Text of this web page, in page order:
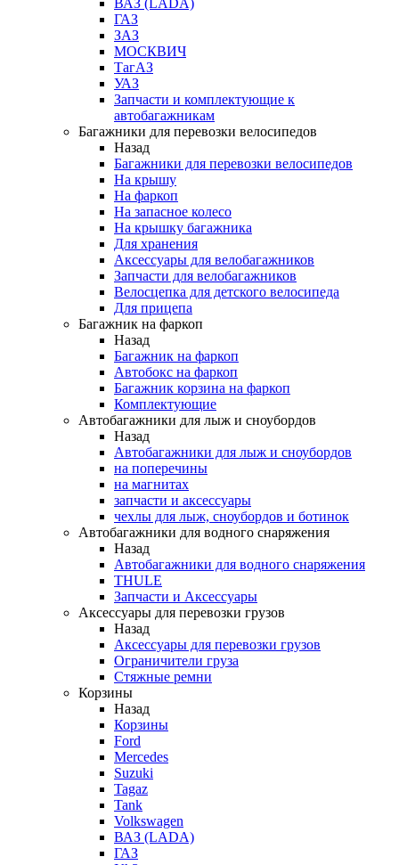
ВАЗ (LADA)
ГАЗ
ЗАЗ
МОСКВИЧ
ТагАЗ
УАЗ
Запчасти и комплектующие к
автобагажникам
Багажники для перевозки велосипедов
Назад
Багажники для перевозки велосипедов
На крышу
На фаркоп
На запасное колесо
На крышку багажника
Для хранения
Аксессуары для велобагажников
Запчасти для велобагажников
Велосцепка для детского велосипеда
Для прицепа
Багажник на фаркоп
Назад
Багажник на фаркоп
Автобокс на фаркоп
Багажник корзина на фаркоп
Комплектующие
Автобагажники для лыж и сноубордов
Назад
Автобагажники для лыж и сноубордов
на поперечины
на магнитах
запчасти и аксессуары
чехлы для лыж, сноубордов и ботинок
Автобагажники для водного снаряжения
Назад
Автобагажники для водного снаряжения
THULE
Запчасти и Аксессуары
Аксессуары для перевозки грузов
Назад
Аксессуары для перевозки грузов
Ограничители груза
Стяжные ремни
Корзины
Назад
Корзины
Ford
Mercedes
Suzuki
Tagaz
Tank
Volkswagen
ВАЗ (LADA)
ГАЗ